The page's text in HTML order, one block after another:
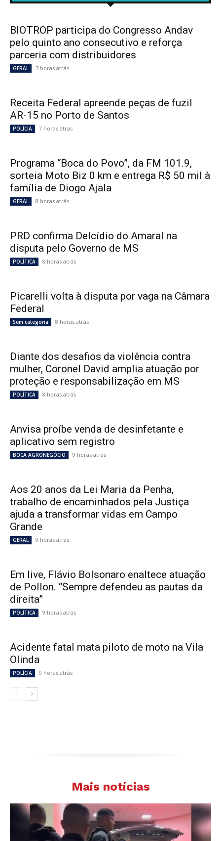
BIOTROP participa do Congresso Andav
pelo quinto ano consecutivo e reforça
parceria com distribuidores
GERAL 7 horas atrás
Receita Federal apreende peças de fuzil
AR-15 no Porto de Santos
POLÍCIA 7 horas atrás
Programa “Boca do Povo”, da FM 101.9,
sorteia Moto Biz 0 km e entrega R$ 50 mil à
família de Diogo Ajala
GERAL 8 horas atrás
PRD confirma Delcídio do Amaral na
disputa pelo Governo de MS
POLÍTICA 8 horas atrás
Picarelli volta à disputa por vaga na Câmara
Federal
Sem categoria 8 horas atrás
Diante dos desafios da violência contra
mulher, Coronel David amplia atuação por
proteção e responsabilização em MS
POLÍTICA 8 horas atrás
Anvisa proíbe venda de desinfetante e
aplicativo sem registro
BOCA AGRONEGÓCIO 9 horas atrás
Aos 20 anos da Lei Maria da Penha,
trabalho de encaminhados pela Justiça
ajuda a transformar vidas em Campo
Grande
GERAL 9 horas atrás
Em live, Flávio Bolsonaro enaltece atuação
de Pollon. “Sempre defendeu as pautas da
direita”
POLÍTICA 9 horas atrás
Acidente fatal mata piloto de moto na Vila
Olinda
POLÍCIA 9 horas atrás
Mais notícias